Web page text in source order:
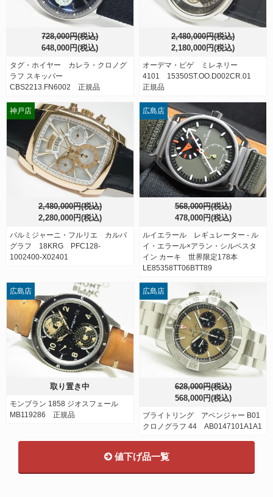
728,000円(税込)
648,000円(税込)
タグ・ホイヤー カレラ・クロノグ
ラフ スキッパー
CBS2213.FN6002 正規品
2,480,000円(税込)
2,180,000円(税込)
オーデマ・ピゲ ミレネリー
4101 15350ST.OO.D002CR.01
正規品
2,480,000円(税込)
2,280,000円(税込)
パルミジャーニ・フルリエ カルパ
グラフ 18KRG PFC128-
1002400-X02401
神戸店
568,000円(税込)
478,000円(税込)
ルイエラール レギュレーター - ル
イ・エラール×アラン・シルベスタ
イン カーキ 世界限定178本
LE85358TT06BTT89
広島店
取り置き中
モンブラン 1858 ジオスフェール
MB119286 正規品
広島店
628,000円(税込)
568,000円(税込)
ブライトリング アベンジャー B01
クロノグラフ 44 AB0147101A1A1
広島店
値下げ品一覧